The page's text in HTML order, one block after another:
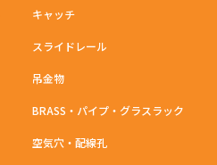
キャッチ
スライドレール
吊金物
BRASS・パイプ・グラスラック
空気穴・配線孔